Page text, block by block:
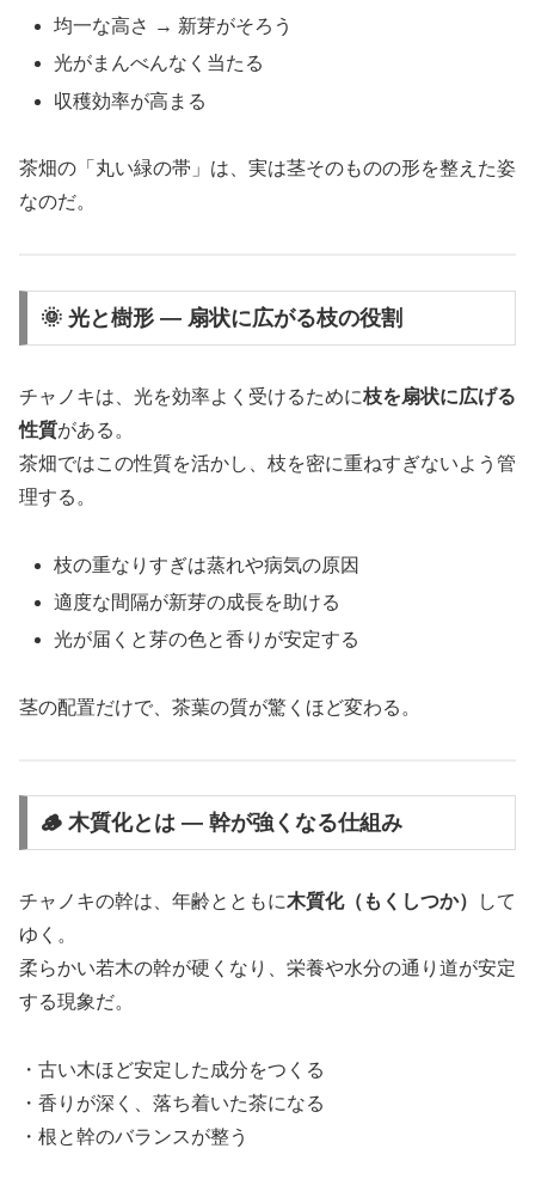
均一な高さ → 新芽がそろう
光がまんべんなく当たる
収穫効率が高まる
茶畑の「丸い緑の帯」は、実は茎そのものの形を整えた姿
なのだ。
🌞 光と樹形 ― 扇状に広がる枝の役割
チャノキは、光を効率よく受けるために枝を扇状に広げる
性質がある。
茶畑ではこの性質を活かし、枝を密に重ねすぎないよう管
理する。
枝の重なりすぎは蒸れや病気の原因
適度な間隔が新芽の成長を助ける
光が届くと芽の色と香りが安定する
茎の配置だけで、茶葉の質が驚くほど変わる。
🪵 木質化とは ― 幹が強くなる仕組み
チャノキの幹は、年齢とともに木質化（もくしつか）
して
ゆく。
柔らかい若木の幹が硬くなり、栄養や水分の通り道が安定
する現象だ。
・古い木ほど安定した成分をつくる
・香りが深く、落ち着いた茶になる
・根と幹のバランスが整う